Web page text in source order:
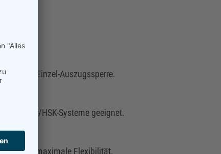
Einzel-Auszugssperre.
für SK40/HSK-Systeme geeignet.
für maximale Flexibilität.